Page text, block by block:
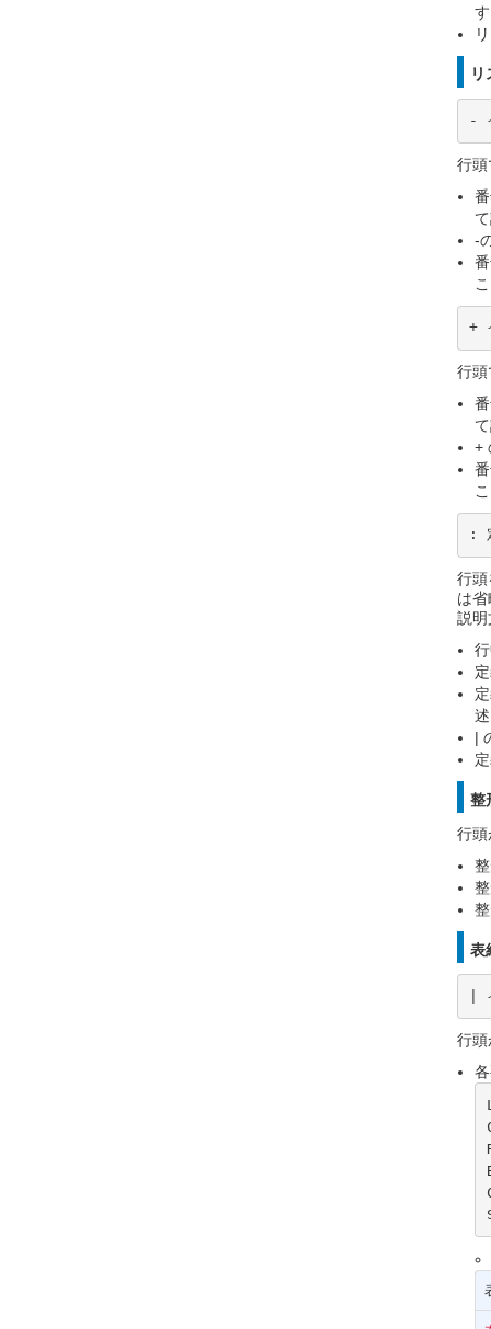
す
リ
-
行頭
-
+
行頭
+
:
行頭
は
説明
|
整
行頭
表
|
行頭